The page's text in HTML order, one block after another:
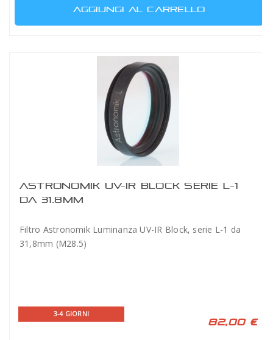
AGGIUNGI AL CARRELLO
ASTRONOMIK UV-IR BLOCK SERIE L-1
DA 31.8MM
Filtro Astronomik Luminanza UV-IR Block, serie L-1 da
31,8mm (M28.5)
3-4 GIORNI
82,00 €